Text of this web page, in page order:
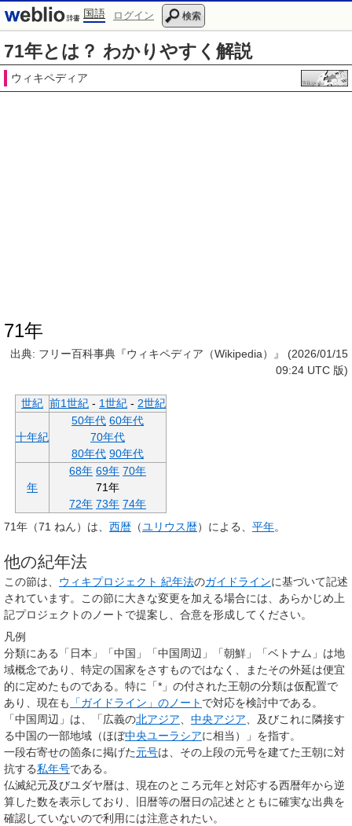
国語 ログイン 検索
71年とは？ わかりやすく解説
ウィキペディア
71年
出典: フリー百科事典『ウィキペディア（Wikipedia）』 (2026/01/15
09:24 UTC 版)
世紀 前1世紀 - 1世紀 - 2世紀
十年紀
50年代 60年代
70年代
80年代 90年代
年
68年 69年 70年
71年
72年 73年 74年
71年 （71 ねん）は、 西暦 （ユリウス暦）による、 平年。
他の紀年法
この節は、 ウィキプロジェクト 紀年法のガイドラインに基づいて記述
されています。この節に大きな変更を加える場合には、あらかじめ上
記プロジェクトのノートで提案し、合意を形成してください。
凡例
分類にある「日本」「中国」「中国周辺」「朝鮮」「ベトナム」は地
域概念であり、特定の国家をさすものではなく、またその外延は便宜
的に定めたものである。特に「*」の付された王朝の分類は仮配置で
あり、現在も
「ガイドライン」のノート で対応を検討中である。
「中国周辺」は、「広義の北アジア、 中央アジア、及びこれに隣接す
る中国の一部地域（ほぼ中央ユーラシアに相当）」を指す。
一段右寄せの箇条に掲げた元号は、その上段の元号を建てた王朝に対
抗する私年号である。
仏滅紀元及びユダヤ暦は、現在のところ元年と対応する西暦年から逆
算した数を表示しており、旧暦等の暦日の記述とともに確実な出典を
確認していないので利用には注意されたい。